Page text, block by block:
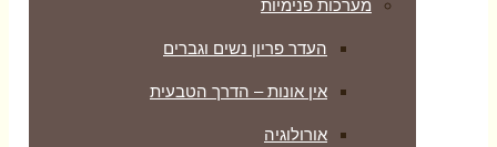
מערכות פנימיות
העדר פריון נשים וגברים
אין אונות – הדרך הטבעית
אורולוגיה